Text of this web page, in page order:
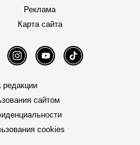
Реклама
Карта сайта
InstagramYouTube TikTok
редакции
сайтом
cookies